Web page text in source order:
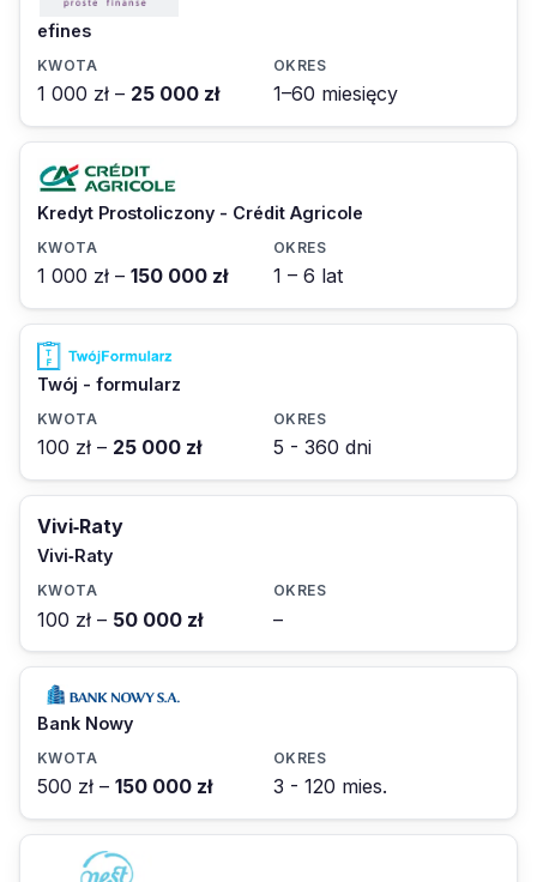
efines
1 000 zł – 25 000 zł 1–60 miesięcy
Kredyt Prostoliczony - Crédit Agricole
1 000 zł – 150 000 zł 1 – 6 lat
Twój - formularz
100 zł – 25 000 zł 5 - 360 dni
Vivi‑Raty
Vivi‑Raty
100 zł – 50 000 zł –
Bank Nowy
500 zł – 150 000 zł 3 - 120 mies.